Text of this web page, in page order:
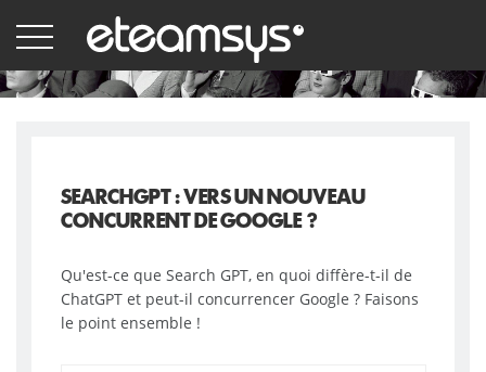
au
principal
SEARCHGPT : VERS UN NOUVEAU
CONCURRENT DE GOOGLE ?
Qu'est-ce que Search GPT, en quoi diffère-t-il de
ChatGPT et peut-il concurrencer Google ? Faisons
le point ensemble !